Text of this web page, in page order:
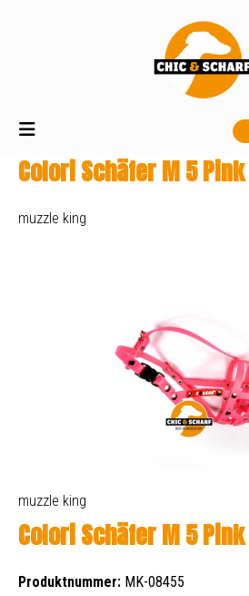
Colori Schäfer M 5 Pink
muzzle king
muzzle king
Colori Schäfer M 5 Pink
Produktnummer: MK-08455